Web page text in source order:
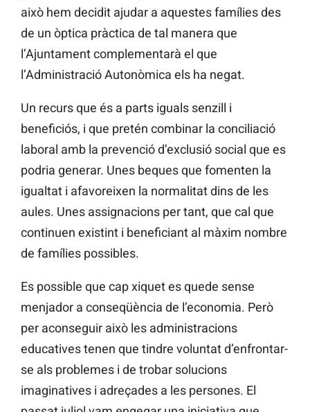
això hem decidit ajudar a aquestes famílies des
de un òptica pràctica de tal manera que
l’Ajuntament complementarà el que
l’Administració Autonòmica els ha negat.
Un recurs que és a parts iguals senzill i
beneficiós, i que pretén combinar la conciliació
laboral amb la prevenció d’exclusió social que es
podria generar. Unes beques que fomenten la
igualtat i afavoreixen la normalitat dins de les
aules. Unes assignacions per tant, que cal que
continuen existint i beneficiant al màxim nombre
de famílies possibles.
Es possible que cap xiquet es quede sense
menjador a conseqüència de l’economia. Però
per aconseguir això les administracions
educatives tenen que tindre voluntat d’enfrontar-
se als problemes i de trobar solucions
imaginatives i adreçades a les persones. El